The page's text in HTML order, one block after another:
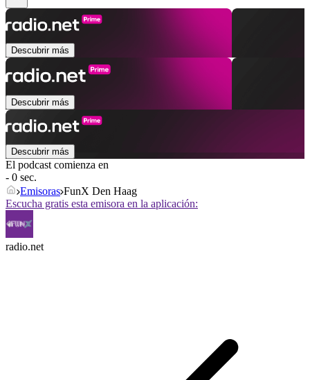
Descubrir más
Descubrir más
Descubrir más
El podcast comienza en
- 0 sec.
Emisoras FunX Den Haag
Escucha gratis esta emisora en la aplicación:
radio.net